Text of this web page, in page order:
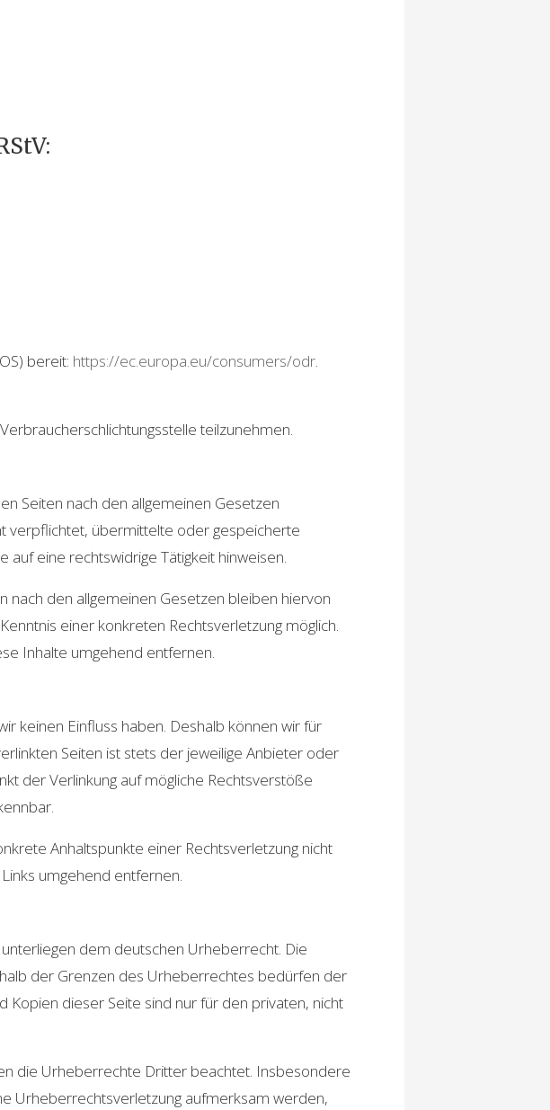
bereit: https://ec.europa.eu/consumers/odr.
teilzunehmen.
Seiten nach den allgemeinen Gesetzen
verpflichtet, übermittelte oder gespeicherte
eine rechtswidrige Tätigkeit hinweisen.
nach den allgemeinen Gesetzen bleiben hiervon
einer konkreten Rechtsverletzung möglich.
Inhalte umgehend entfernen.
keinen Einfluss haben. Deshalb können wir für
Seiten ist stets der jeweilige Anbieter oder
der Verlinkung auf mögliche Rechtsverstöße
Anhaltspunkte einer Rechtsverletzung nicht
umgehend entfernen.
dem deutschen Urheberrecht. Die
der Grenzen des Urheberrechtes bedürfen der
Kopien dieser Seite sind nur für den privaten, nicht
die Urheberrechte Dritter beachtet. Insbesondere
Urheberrechtsverletzung aufmerksam werden,